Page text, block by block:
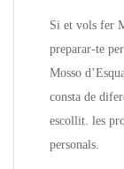
Si et vols fer
preparar-te
Mosso
consta de
escollit. les
personals.